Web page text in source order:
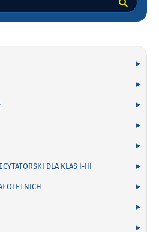
DLA KLAS I-III